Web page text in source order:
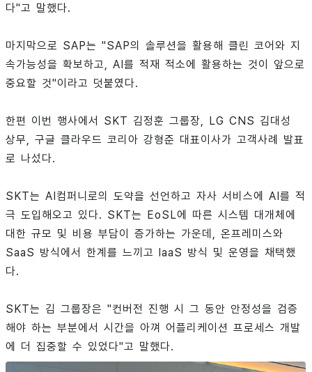
다"고 말했다.
마지막으로 SAP는 "SAP의 솔루션을 활용해 클린 코어와 지
속가능성을 확보하고, AI를 적재 적소에 활용하는 것이 앞으로
중요할 것"이라고 덧붙였다.
한편 이번 행사에서 SKT 김정훈 그룹장, LG CNS 김대성
상무, 구글 클라우드 코리아 강형준 대표이사가 고객사례 발표
로 나섰다.
SKT는 AI컴퍼니로의 도약을 선언하고 자사 서비스에 AI를 적
극 도입해오고 있다. SKT는 EoSL에 따른 시스템 대개체에
대한 규모 및 비용 부담이 증가하는 가운데, 온프레미스와
SaaS 방식에서 한계를 느끼고 laaS 방식 및 운영을 채택했
다.
SKT는 김 그룹장은 "컨버전 진행 시 그 동안 안정성을 검증
해야 하는 부분에서 시간을 아껴 어플리케이션 프로세스 개발
에 더 집중할 수 있었다"고 말했다.